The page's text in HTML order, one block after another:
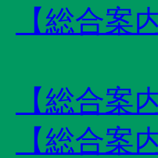
【総合
【総合案
【総合案